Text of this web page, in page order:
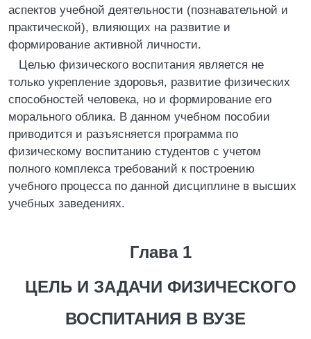
аспектов учебной деятельности (познавательной и
практической), влияющих на развитие и
формирование активной личности.
Целью физического воспитания является не
только укрепление здоровья, развитие физических
способностей человека, но и формирование его
морального облика. В данном учебном пособии
приводится и разъясняется программа по
физическому воспитанию студентов с учетом
полного комплекса требований к построению
учебного процесса по данной дисциплине в высших
учебных заведениях.
Глава 1
ЦЕЛЬ И ЗАДАЧИ ФИЗИЧЕСКОГО
ВОСПИТАНИЯ В ВУЗЕ